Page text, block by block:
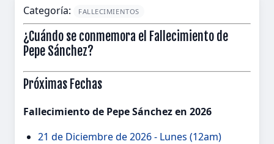
Categoría: FALLECIMIENTOS
¿Cuándo se conmemora el Fallecimiento de
Pepe Sánchez?
Próximas Fechas
Fallecimiento de Pepe Sánchez en 2026
21 de Diciembre de 2026 - Lunes (12am)